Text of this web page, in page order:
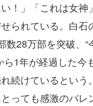
！」「これは女神
られている。白石
数28万部を突破、“
ら1年が経過した今
続けているという
っても感激のバレ